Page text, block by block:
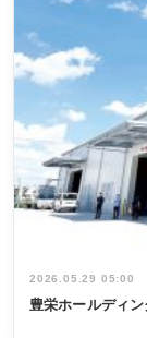
2026.05.29 05:00
豊栄ホールディ